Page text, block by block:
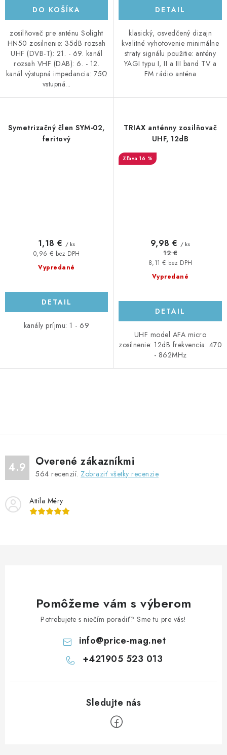
DO KOŠÍKA
zosilňovač pre anténu Solight
HN50 zosilnenie: 35dB rozsah
UHF (DVB-T): 21. - 69. kanál
rozsah VHF (DAB): 6. - 12.
kanál výstupná impedancia: 75Ω
vstupná...
DETAIL
klasický, osvedčený dizajn
kvalitné vyhotovenie minimálne
straty signálu použitie: antény
YAGI typu I, II a III band TV a
FM rádio anténa
Symetrizačný člen SYM-02,
feritový
Vypredané
0,96 € bez DPH
1,18 € / ks
DETAIL
kanály príjmu: 1 - 69
TRIAX anténny zosilňovač
UHF, 12dB
16 %
Vypredané
8,11 € bez DPH
9,98 € / ks
12 €
DETAIL
UHF model AFA micro
zosilnenie: 12dB frekvencia: 470
- 862MHz
á
d
a
c
e
4.9 Overené zákazníkmi
564 recenzií. Zobraziť všetky recenzie
Attila Méry
Pomôžeme vám s výberom
Potrebujete s niečím poradiť? Sme tu pre vás!
info@price-mag.net
+421905 523 013